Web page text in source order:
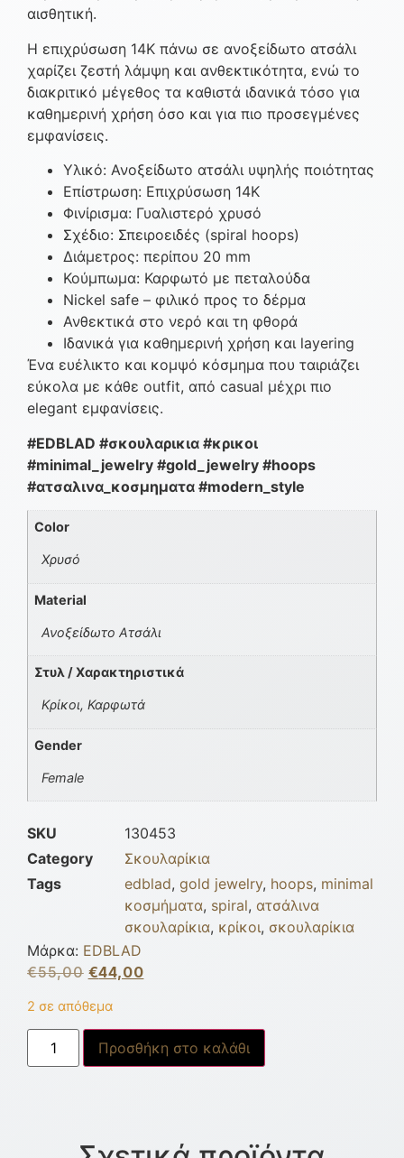
αισθητική.
Η επιχρύσωση 14Κ πάνω σε ανοξείδωτο ατσάλι
χαρίζει ζεστή λάμψη και ανθεκτικότητα, ενώ το
διακριτικό μέγεθος τα καθιστά ιδανικά τόσο για
καθημερινή χρήση όσο και για πιο προσεγμένες
εμφανίσεις.
Υλικό: Ανοξείδωτο ατσάλι υψηλής ποιότητας
Επίστρωση: Επιχρύσωση 14K
Φινίρισμα: Γυαλιστερό χρυσό
Σχέδιο: Σπειροειδές (spiral hoops)
Διάμετρος: περίπου 20 mm
Κούμπωμα: Καρφωτό με πεταλούδα
Nickel safe – φιλικό προς το δέρμα
Ανθεκτικά στο νερό και τη φθορά
Ιδανικά για καθημερινή χρήση και layering
Ένα ευέλικτο και κομψό κόσμημα που ταιριάζει
εύκολα με κάθε outfit, από casual μέχρι πιο
elegant εμφανίσεις.
#EDBLAD #σκουλαρικια #κρικοι
#minimal_jewelry #gold_jewelry #hoops
#ατσαλινα_κοσμηματα #modern_style
Color
Χρυσό
Material
Ανοξείδωτο Ατσάλι
Στυλ / Χαρακτηριστικά
Κρίκοι, Καρφωτά
Gender
Female
SKU
130453
Category
Σκουλαρίκια
Tags
edblad, gold jewelry, hoops, minimal
κοσμήματα, spiral, ατσάλινα
σκουλαρίκια, κρίκοι, σκουλαρίκια
Μάρκα: EDBLAD
€55,00 €44,00
2 σε απόθεμα
Προσθήκη στο καλάθι